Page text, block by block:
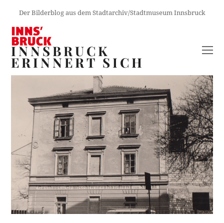
Der Bilderblog aus dem Stadtarchiv/Stadtmuseum Innsbruck
INNSBRUCK
ERINNERT SICH